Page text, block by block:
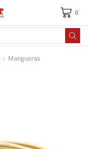
0
Mangueras